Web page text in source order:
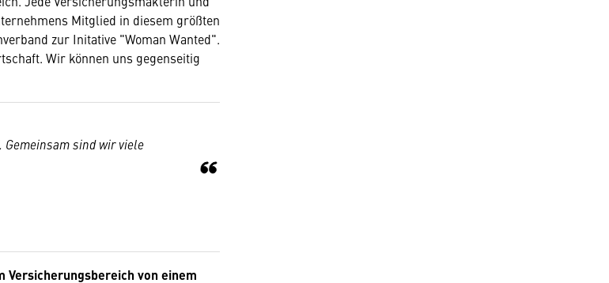
Mitglied in diesem größten
zur Initative "Woman Wanted".
Wir können uns gegenseitig
Gemeinsam sind wir viele
Versicherungsbereich von einem